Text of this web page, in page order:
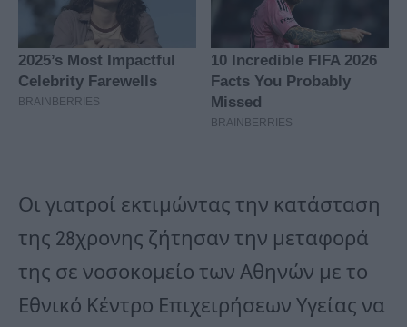
Οι γιατροί εκτιμώντας την κατάσταση
της 28χρονης ζήτησαν την μεταφορά
της σε νοσοκομείο των Αθηνών με το
Εθνικό Κέντρο Επιχειρήσεων Υγείας να